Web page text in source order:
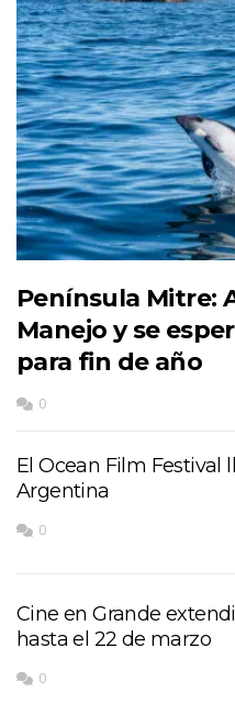
Península Mitre:
Manejo y se
para fin de año
0
El Ocean Film Festival
Argentina
0
Cine en Grande
hasta el 22 de marzo
0